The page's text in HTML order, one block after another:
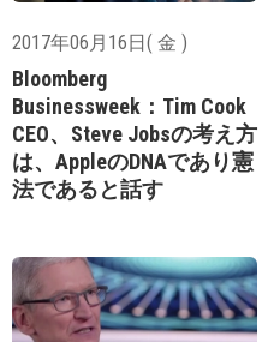
2017年06月16日( 金 )
Bloomberg
Businessweek：Tim Cook
CEO、Steve Jobsの考え方
は、AppleのDNAであり憲
法であると話す